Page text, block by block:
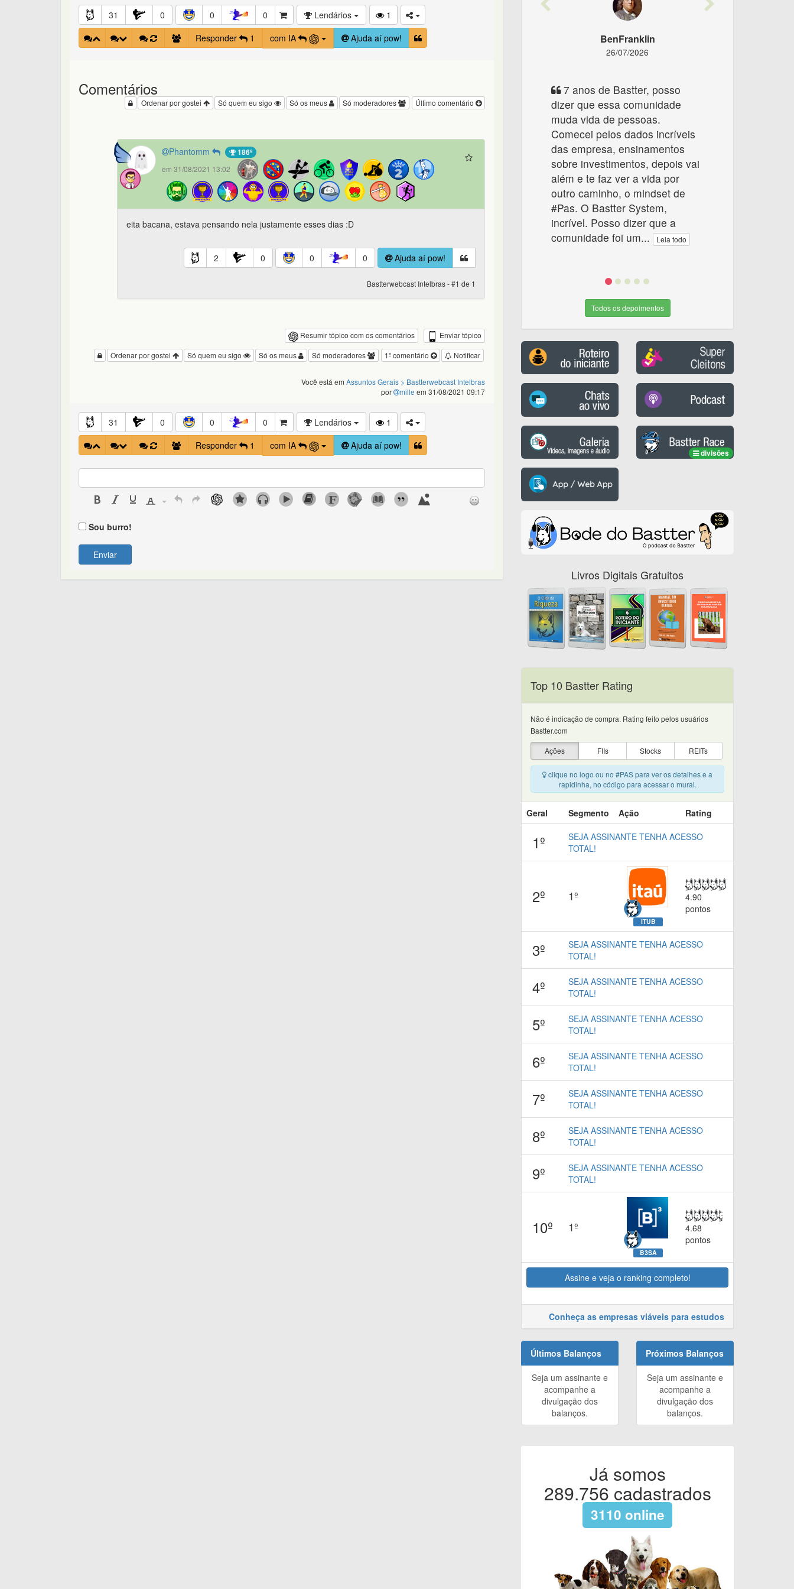
31 0 0 0 Lendários
1
Responder
1 com IA Ajuda aí pow!
Comentários
Último comentário
Só moderadores
Só os meus
Só quem eu sigo
Ordenar por gostei
Phantomm 186º
em 31/08/2021 13:02
eita bacana, estava pensando nela justamente esses dias :D
2 0 0 0 Ajuda aí pow!
Bastterwebcast Intelbras - #1 de 1
Resumir tópico com os comentários
Enviar tópico
Notificar
1º comentário
Só moderadores
Só os meus
Só quem eu sigo
Ordenar por gostei
Você está em Assuntos Gerais > Bastterwebcast Intelbras
por
mille em 31/08/2021 09:17
31 0 0 0 Lendários
1
Responder
1 com IA Ajuda aí pow!
Sou burro!
Enviar
BenFranklin
26/07/2026
7 anos de Bastter, posso
dizer que essa comunidade
muda vida de pessoas.
Comecei pelos dados incríveis
das empresa, ensinamentos
sobre investimentos, depois vai
além e te faz ver a vida por
outro caminho, o mindset de
#Pas. O Bastter System,
incrível. Posso dizer que a
comunidade foi um... Leia todo
Todos os depoimentos
divisões
Livros Digitais Gratuitos
Top 10 Bastter Rating
Não é indicação de compra. Rating feito pelos usuários
Bastter.com
Ações
FIIs Stocks REITs
clique no logo ou no #PAS para ver os detalhes e a
rapidinha, no código para acessar o mural.
Geral Segmento Ação Rating
1º
SEJA ASSINANTE TENHA ACESSO
TOTAL!
2º 1º
ITUB
4.90
pontos
3º
SEJA ASSINANTE TENHA ACESSO
TOTAL!
4º
SEJA ASSINANTE TENHA ACESSO
TOTAL!
5º
SEJA ASSINANTE TENHA ACESSO
TOTAL!
6º
SEJA ASSINANTE TENHA ACESSO
TOTAL!
7º
SEJA ASSINANTE TENHA ACESSO
TOTAL!
8º
SEJA ASSINANTE TENHA ACESSO
TOTAL!
9º
SEJA ASSINANTE TENHA ACESSO
TOTAL!
10º 1º
B3SA
4.68
pontos
Assine e veja o ranking completo!
Conheça as empresas viáveis para estudos
Últimos Balanços
Seja um assinante e
acompanhe a
divulgação dos
balanços.
Próximos Balanços
Seja um assinante e
acompanhe a
divulgação dos
balanços.
Já somos
289.756 cadastrados
3110 online